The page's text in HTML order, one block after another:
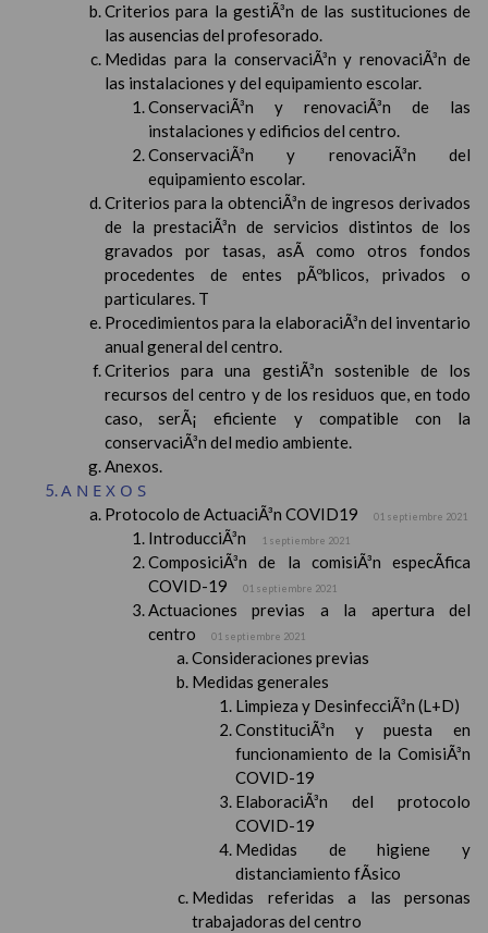
Criterios para la gestiÃ³n de las sustituciones de
las ausencias del profesorado.
Medidas para la conservaciÃ³n y renovaciÃ³n de
las instalaciones y del equipamiento escolar.
ConservaciÃ³n y renovaciÃ³n de las
instalaciones y edificios del centro.
ConservaciÃ³n y renovaciÃ³n del
equipamiento escolar.
Criterios para la obtenciÃ³n de ingresos derivados
de la prestaciÃ³n de servicios distintos de los
gravados por tasas, asÃ­ como otros fondos
procedentes de entes pÃºblicos, privados o
particulares. T
Procedimientos para la elaboraciÃ³n del inventario
anual general del centro.
Criterios para una gestiÃ³n sostenible de los
recursos del centro y de los residuos que, en todo
caso, serÃ¡ eficiente y compatible con la
conservaciÃ³n del medio ambiente.
Anexos.
ANEXOS
Protocolo de ActuaciÃ³n COVID19 01 septiembre 2021
IntroducciÃ³n 1 septiembre 2021
ComposiciÃ³n de la comisiÃ³n especÃ­fica
COVID-19
01 septiembre 2021
Actuaciones previas a la apertura del
centro
01 septiembre 2021
Consideraciones previas
Medidas generales
Limpieza y DesinfecciÃ³n (L+D)
ConstituciÃ³n y puesta en
funcionamiento de la ComisiÃ³n
COVID-19
ElaboraciÃ³n del protocolo
COVID-19
Medidas de higiene y
distanciamiento fÃ­sico
Medidas referidas a las personas
trabajadoras del centro